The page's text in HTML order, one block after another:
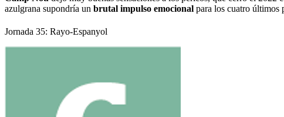
azulgrana supondría un brutal impulso emocional para los cuatro últimos
Jornada 35: Rayo-Espanyol